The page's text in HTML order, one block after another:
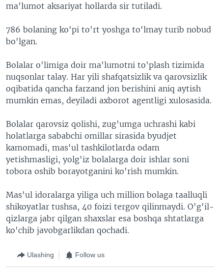
ma'lumot aksariyat hollarda sir tutiladi.
786 bolaning ko'pi to'rt yoshga to'lmay turib nobud
bo'lgan.
Bolalar o'limiga doir ma'lumotni to'plash tizimida
nuqsonlar talay. Har yili shafqatsizlik va qarovsizlik
oqibatida qancha farzand jon berishini aniq aytish
mumkin emas, deyiladi axborot agentligi xulosasida.
Bolalar qarovsiz qolishi, zug'umga uchrashi kabi
holatlarga sababchi omillar sirasida byudjet
kamomadi, mas'ul tashkilotlarda odam
yetishmasligi, yolg'iz bolalarga doir ishlar soni
tobora oshib borayotganini ko'rish mumkin.
Mas'ul idoralarga yiliga uch million bolaga taalluqli
shikoyatlar tushsa, 40 foizi tergov qilinmaydi. O'g'il-
qizlarga jabr qilgan shaxslar esa boshqa shtatlarga
ko'chib javobgarlikdan qochadi.
Ulashing Follow us